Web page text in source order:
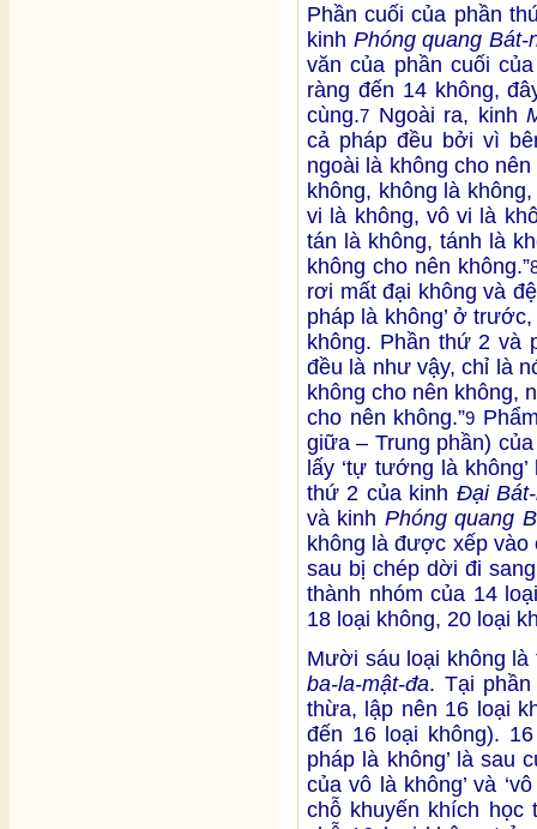
Phần cuối của phần
kinh Phóng quang Bát-
văn của phần cuối
ràng đến 14 không,
cùng.7 Ngoài ra, kinh
cả pháp đều bởi vì
ngoài là không cho
không, không là
vi là không, vô vi là
tán là không, tánh là
không cho nên không.”
rơi mất đại không và
pháp là không’ ở
không. Phần thứ 2 và
đều là như vậy, chỉ là
không cho nên không,
cho nên không.”9
giữa – Trung phần)
lấy ‘tự tướng là
thứ 2 của kinh Đại
và kinh Phóng quang
không là được xếp vào
sau bị chép dời đi
thành nhóm của 14
18 loại không, 20 loại
Mười sáu loại không
ba-la-mật-đa. Tại
thừa, lập nên 16 loại
đến 16 loại không).
pháp là không’ là sau
của vô là không’ và
chỗ khuyến khích học